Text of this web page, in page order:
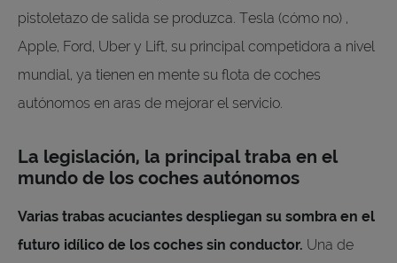
pistoletazo de salida se produzca. Tesla (cómo no) ,
Apple, Ford, Uber y Lift, su principal competidora a nivel
mundial, ya tienen en mente su flota de coches
autónomos en aras de mejorar el servicio.
La legislación, la principal traba en el
mundo de los coches autónomos
Varias trabas acuciantes despliegan su sombra en el
futuro idílico de los coches sin conductor. Una de